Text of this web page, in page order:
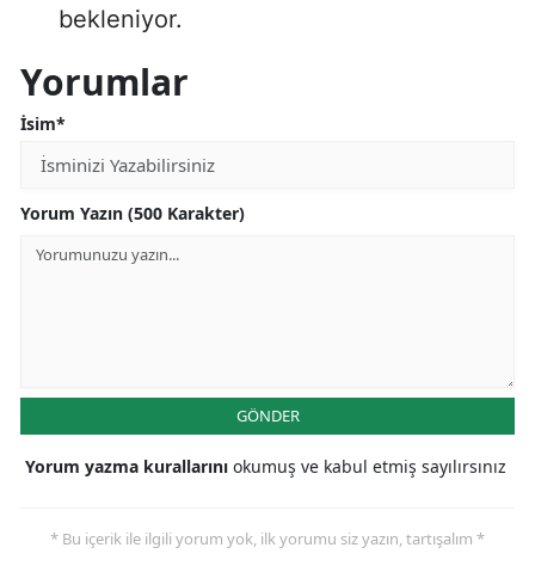
bekleniyor.
Yorumlar
İsim*
Yorum Yazın (500 Karakter)
GÖNDER
Yorum yazma kurallarını okumuş ve kabul etmiş sayılırsınız
* Bu içerik ile ilgili yorum yok, ilk yorumu siz yazın, tartışalım *